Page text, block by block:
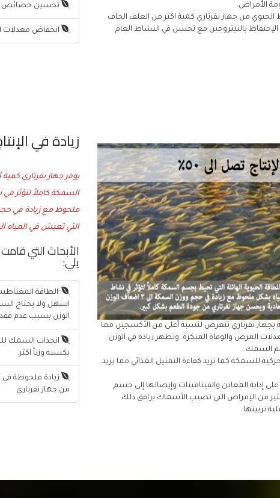
الأمراض.
من جهاز نفرتاري كمية اكثر من العلف الجاف
بالنيتروجين مع تحسن في النشاط العام
تحسين خصائص
انخفاض معدلات
بجهاز نفرتاري تتعرض لنسبة أعلى من الأكسجين مما
المرض والوفاة المبكرة. وتظهر زيادة في الوزن
السمك.
للسمكة كما تزيد كفاءة التمثيل الغذائي مما يزيد
إذابة المعادن والفيتامينات وإيصالها إلى جسم
من الإمراض التي تصيب الأسماك يرافق ذلك
تربيتها
زيادة في
يوفر جهاز نفرتاري
السمكة كاملاً لتؤثر
التي تعيش في المياه
الأبحاث التي
يلي:
·الطاقة
اسهل ولا يحتاج
الوزن بسبب عدم فقد
انجذاب السمك
يكسبه وزناً اكثر.
زيادة ملحوظة
من جهاز نفرتاري